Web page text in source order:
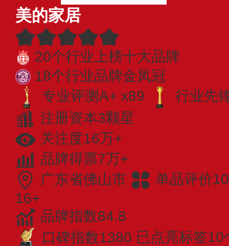
美的家居
20个行业上榜十大品牌
18个行业品牌金凤冠
专业评测A+ x89
行业先
注册资本3颗星
关注度16万+
品牌得票7万+
广东省佛山市
单品评价
16+
品牌指数84.8
口碑指数1380 已点亮标签10